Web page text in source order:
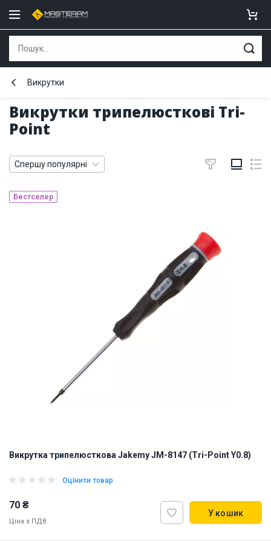
Викрутки трипелюсткові Tri-
Point
Викрутки
Спершу популярні
Бестселер
Викрутка трипелюсткова Jakemy JM-8147 (Tri-Point Y0.8)
Оцінити товар
70 ₴
Ціна з ПДВ
У кошик